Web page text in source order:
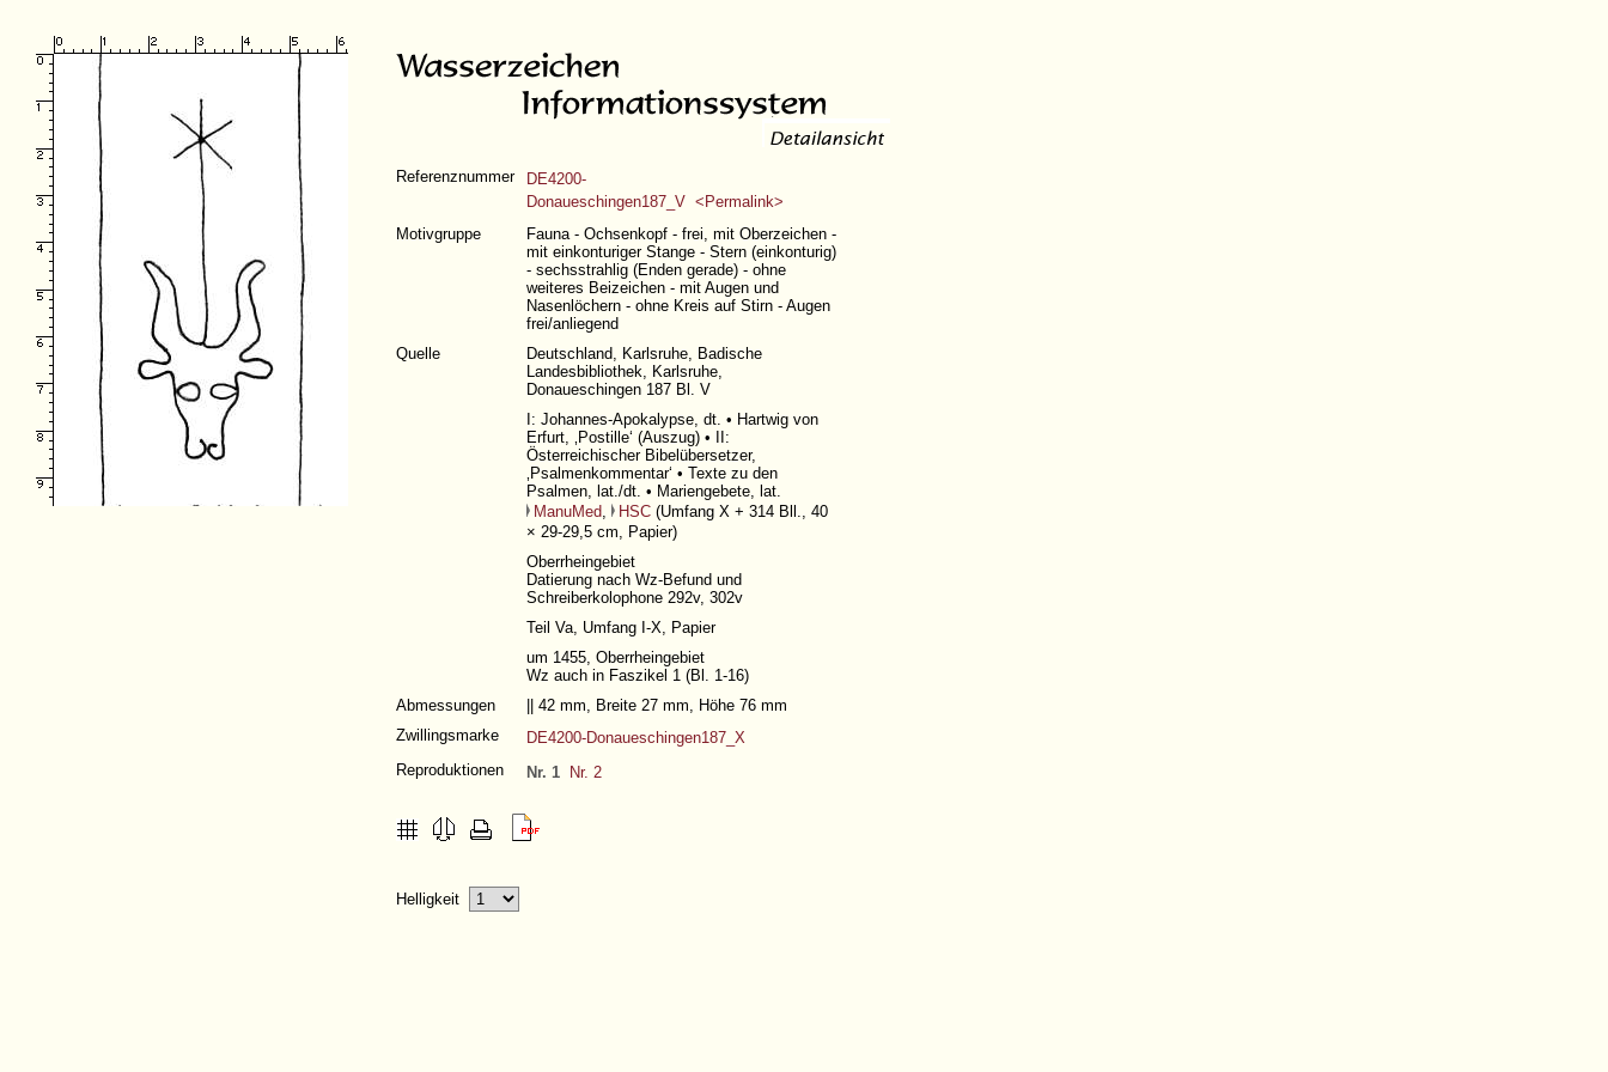
Referenznummer
DE4200-
Donaueschingen187_V <Permalink>
Motivgruppe
Fauna - Ochsenkopf - frei, mit Oberzeichen -
mit einkonturiger Stange - Stern (einkonturig)
- sechsstrahlig (Enden gerade) - ohne
weiteres Beizeichen - mit Augen und
Nasenlöchern - ohne Kreis auf Stirn - Augen
frei/anliegend
Quelle
Deutschland, Karlsruhe, Badische
Landesbibliothek, Karlsruhe,
Donaueschingen 187 Bl. V
I: Johannes-Apokalypse, dt. • Hartwig von
Erfurt, ‚Postille‘ (Auszug) • II:
Österreichischer Bibelübersetzer,
‚Psalmenkommentar‘ • Texte zu den
Psalmen, lat./dt. • Mariengebete, lat.
ManuMed, HSC (Umfang X + 314 Bll., 40
× 29-29,5 cm, Papier)
Oberrheingebiet
Datierung nach Wz-Befund und
Schreiberkolophone 292v, 302v
Teil Va, Umfang I-X, Papier
um 1455, Oberrheingebiet
Wz auch in Faszikel 1 (Bl. 1-16)
Abmessungen
|| 42 mm, Breite 27 mm, Höhe 76 mm
Zwillingsmarke
DE4200-Donaueschingen187_X
Reproduktionen
Nr. 1 Nr. 2
Helligkeit